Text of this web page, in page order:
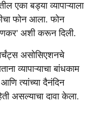
एका बड्या व्यापाऱ्याला
फोन आला. फोन
अशी करून दिली.
असोसिएशनचे
व्यापाऱ्याचा बांधकाम
त्यांच्या दैनंदिन
असल्याचा दावा केला.